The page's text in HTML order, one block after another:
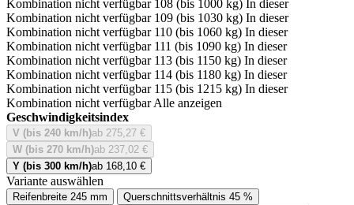
Kombination nicht verfügbar 108 (bis 1000 kg) In dieser
Kombination nicht verfügbar 109 (bis 1030 kg) In dieser
Kombination nicht verfügbar 110 (bis 1060 kg) In dieser
Kombination nicht verfügbar 111 (bis 1090 kg) In dieser
Kombination nicht verfügbar 113 (bis 1150 kg) In dieser
Kombination nicht verfügbar 114 (bis 1180 kg) In dieser
Kombination nicht verfügbar 115 (bis 1215 kg) In dieser
Kombination nicht verfügbar Alle anzeigen
Geschwindigkeitsindex
V (bis 240 km/h)ab 275,27 €
W (bis 270 km/h)ab 237,02 €
Y (bis 300 km/h)ab 168,10 €
Variante auswählen
Reifenbreite 245 mm Querschnittsverhältnis 45 %